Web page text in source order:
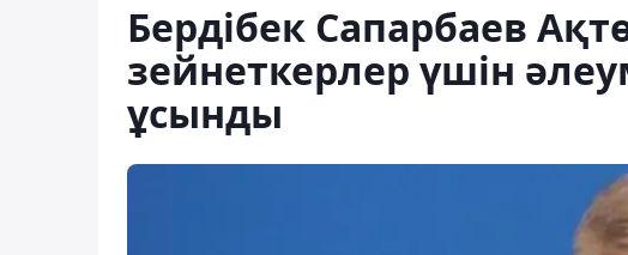
Бердібек Сапарбаев
зейнеткерлер үшін
ұсынды